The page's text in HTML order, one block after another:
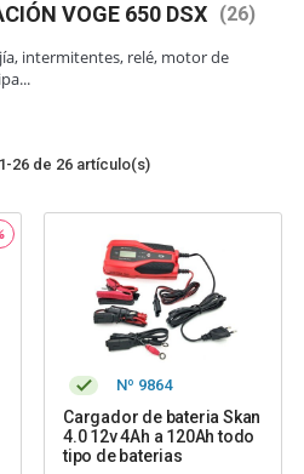
VOGE 650 DSX (26)
intermitentes, relé, motor de
26 de 26 artículo(s)
Nº 9864
Cargador de bateria Skan
4.0 12v 4Ah a 120Ah todo
tipo de baterias